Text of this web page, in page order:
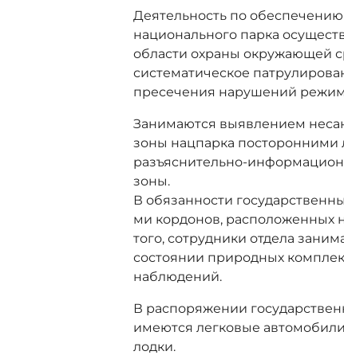
Деятельность по
национального парка
области охраны окружающей
систематическое
пресечения нарушений
Занимаются выявлением
зоны нацпарка
разъяснительно-
зоны.
В обязанности
ми кордонов, расположенных
того, сотрудники отдела
состоянии природных
наблюдений.
В распоряжении
имеются легковые
лодки.